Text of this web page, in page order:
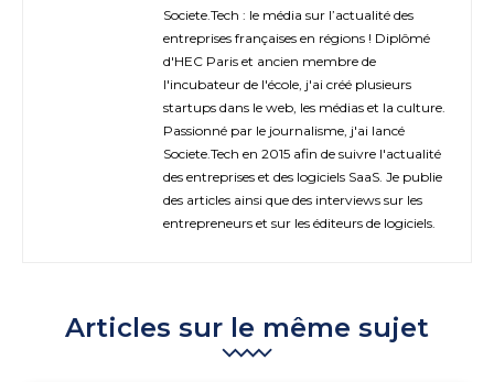
Societe.Tech : le média sur l’actualité des
entreprises françaises en régions ! Diplômé
d'HEC Paris et ancien membre de
l'incubateur de l'école, j'ai créé plusieurs
startups dans le web, les médias et la culture.
Passionné par le journalisme, j'ai lancé
Societe.Tech en 2015 afin de suivre l'actualité
des entreprises et des logiciels SaaS. Je publie
des articles ainsi que des interviews sur les
entrepreneurs et sur les éditeurs de logiciels.
Articles sur le même sujet